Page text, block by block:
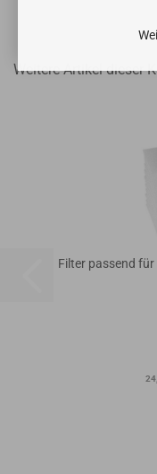
Weitere Artikel dieser
Filter passend